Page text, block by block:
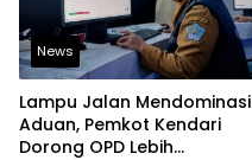
News
Lampu Jalan Mendominasi
Aduan, Pemkot Kendari
Dorong OPD Lebih